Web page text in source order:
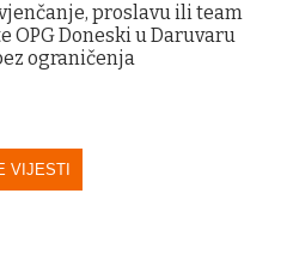
proslavu ili team
Doneski u Daruvaru
ograničenja
VIJESTI